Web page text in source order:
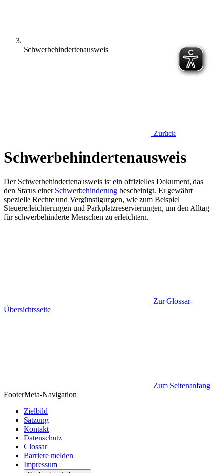
Schwerbehindertenausweis
Zurück
Schwerbehindertenausweis
Der Schwerbehindertenausweis ist ein offizielles Dokument, das
den Status einer Schwerbehinderung bescheinigt. Er gewährt
spezielle Rechte und Vergünstigungen, wie zum Beispiel
Steuererleichterungen und Parkplatzreservierungen, um den Alltag
für schwerbehinderte Menschen zu erleichtern.
Zur Glossar-
Übersichtsseite
Zum Seitenanfang
FooterMeta-Navigation
Zielbild
Satzung
Kontakt
Datenschutz
Glossar
Barriere melden
Impressum